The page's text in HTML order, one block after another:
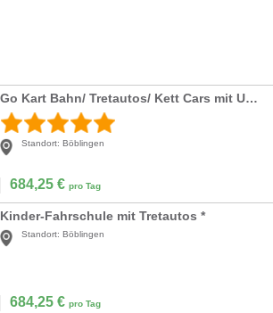
Go Kart Bahn/ Tretautos/ Kett Cars mit Umrandung *
Standort: Böblingen
684,25 € pro Tag
Kinder-Fahrschule mit Tretautos *
Standort: Böblingen
684,25 € pro Tag